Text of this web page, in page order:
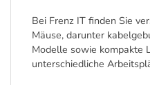
Bei Frenz IT finden Sie
Mäuse, darunter
Modelle sowie kompakte
unterschiedliche